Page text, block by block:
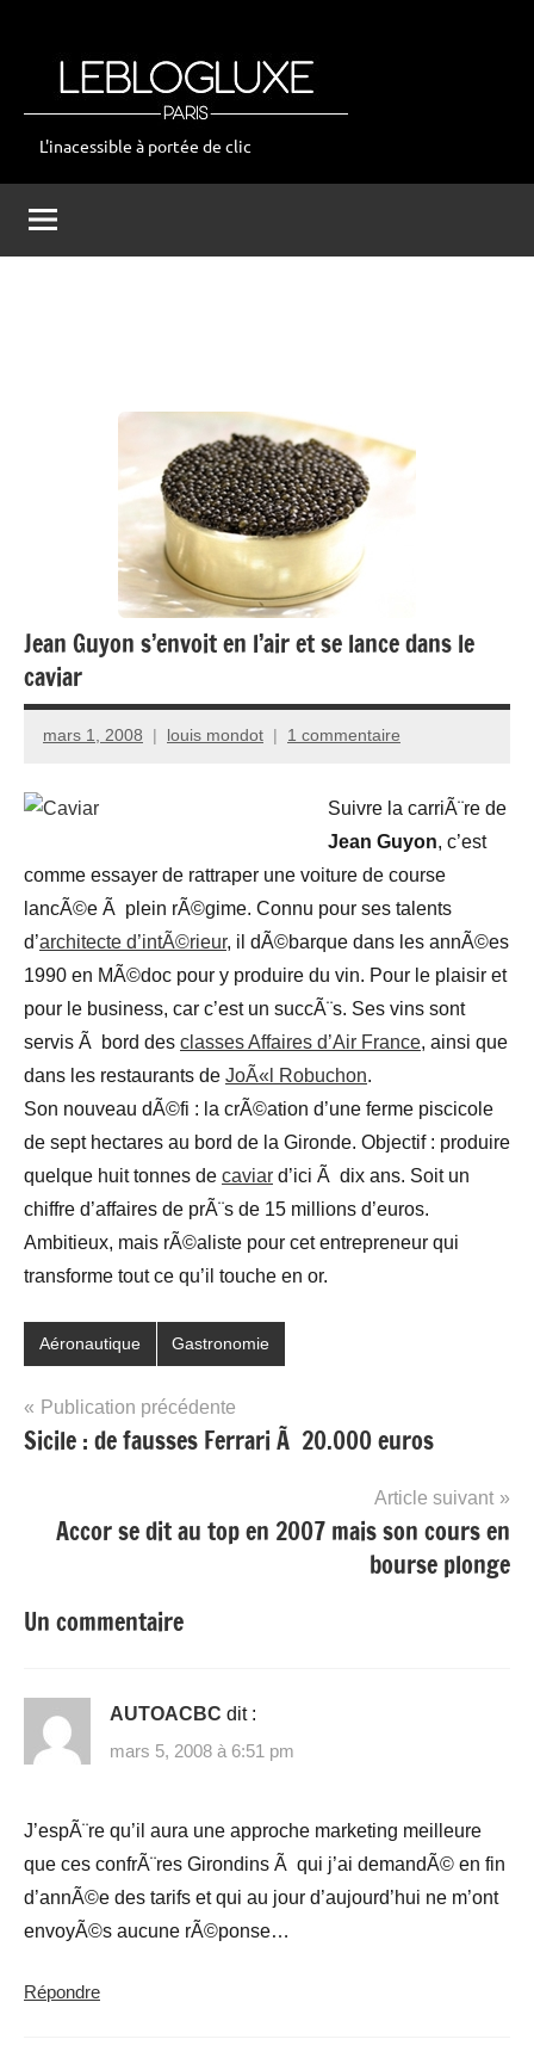
leblogluxe
L'inacessible à portée de clic
Jean Guyon s’envoit en l’air et se lance dans le
caviar
mars 1, 2008 louis mondot 1 commentaire
Suivre la carriÃ¨re de
Jean Guyon, c’est
comme essayer de rattraper une voiture de course
lancÃ©e Ã plein rÃ©gime. Connu pour ses talents
d’architecte d’intÃ©rieur, il dÃ©barque dans les annÃ©es
1990 en MÃ©doc pour y produire du vin. Pour le plaisir et
pour le business, car c’est un succÃ¨s. Ses vins sont
servis Ã bord des classes Affaires d’Air France, ainsi que
dans les restaurants de JoÃ«l Robuchon.
Son nouveau dÃ©fi : la crÃ©ation d’une ferme piscicole
de sept hectares au bord de la Gironde. Objectif : produire
quelque huit tonnes de caviar d’ici Ã dix ans. Soit un
chiffre d’affaires de prÃ¨s de 15 millions d’euros.
Ambitieux, mais rÃ©aliste pour cet entrepreneur qui
transforme tout ce qu’il touche en or.
Aéronautique Gastronomie
Navigation
de
Publication précédente
Sicile : de fausses Ferrari Ã 20.000 euros
Article suivant
Accor se dit au top en 2007 mais son cours en
bourse plonge
Un commentaire
AUTOACBC dit :
mars 5, 2008 à 6:51 pm
J’espÃ¨re qu’il aura une approche marketing meilleure
que ces confrÃ¨res Girondins Ã qui j’ai demandÃ© en fin
d’annÃ©e des tarifs et qui au jour d’aujourd’hui ne m’ont
envoyÃ©s aucune rÃ©ponse…
Répondre